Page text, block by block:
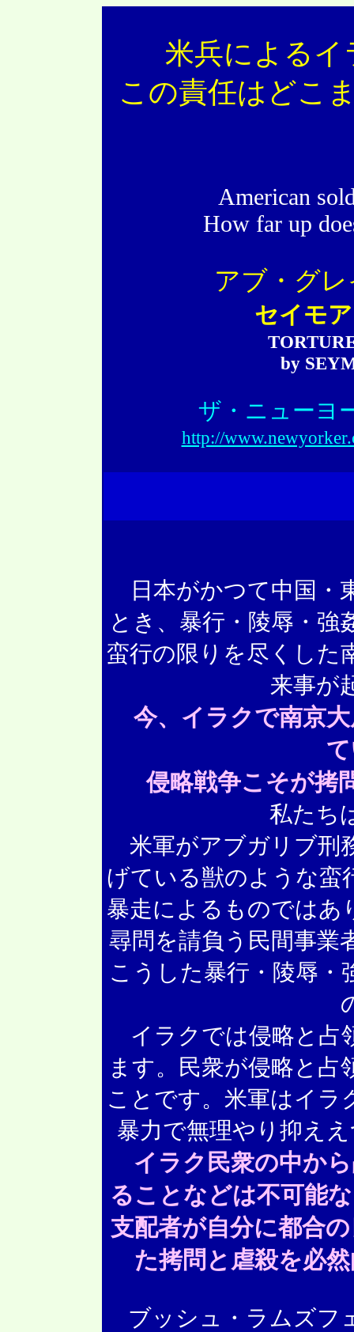
米兵によるイ
この責任はどこ
American
How far up
アブ・グ
セイモ
by
ザ・ニューヨ
http://
日本がかつて中国・
とき、暴行・陵辱・強
蛮行の限りを尽くした
来事が
今、イラクで南京
侵略戦争こそが拷
私たち
米軍がアブガリブ刑
げている獣のような蛮
暴走によるものではあ
尋問を請負う民間事業
こうした暴行・陵辱・
イラクでは侵略と占
ます。民衆が侵略と占
ことです。米軍はイラ
暴力で無理やり抑え
イラク民衆の中か
ることなどは不可能
支配者が自分に都合
た拷問と虐殺を必
ブッシュ・ラムズフ